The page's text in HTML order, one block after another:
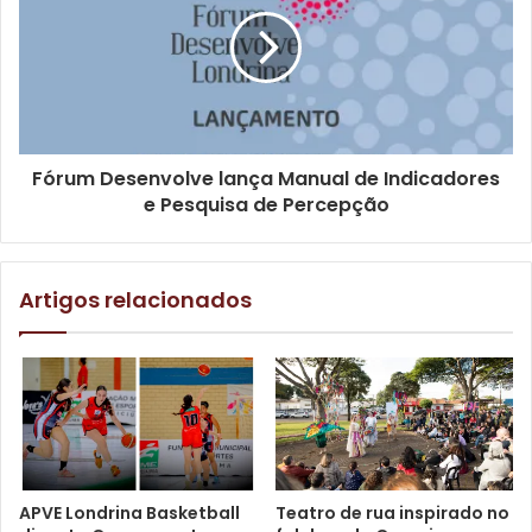
Texto: Isabely Alexandra sob supervisão do N.com
entidades
Lei Aldir Blanc londrina Microempresa
Pequeno Porte
recurso
Fórum Desenvolve lança Manual de Indicadores
e Pesquisa de Percepção
Artigos relacionados
APVE Londrina Basketball
Teatro de rua inspirado no